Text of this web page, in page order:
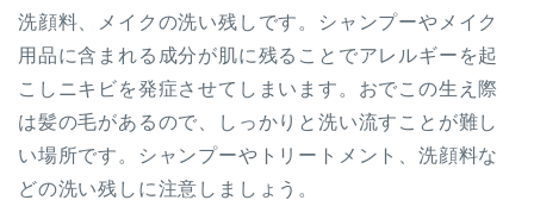
洗顔料、メイクの洗い残しです。シャンプーやメイク
用品に含まれる成分が肌に残ることでアレルギーを起
こしニキビを発症させてしまいます。おでこの生え際
は髪の毛があるので、しっかりと洗い流すことが難し
い場所です。シャンプーやトリートメント、洗顔料な
どの洗い残しに注意しましょう。